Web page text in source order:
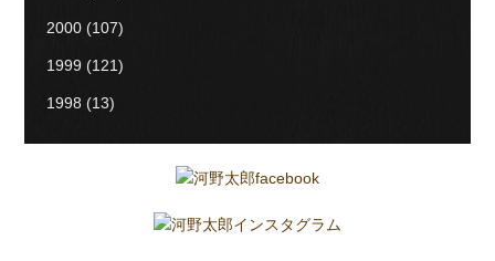
2000 (107)
1999 (121)
1998 (13)